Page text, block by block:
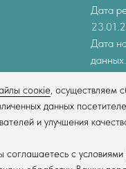
соокіе, осуществляем
данных
и улучшения
соглашаетесь с условиями
Дата
Дата